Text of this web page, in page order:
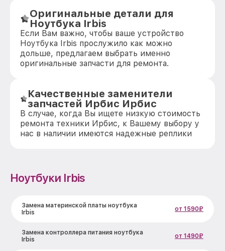
Оригинальные детали для
Ноутбука Irbis
Если Вам важно, чтобы ваше устройство
Ноутбука Irbis прослужило как можно
дольше, предлагаем выбрать именно
оригинальные запчасти для ремонта.
Качественные заменители
запчастей Ирбис Ирбис
В случае, когда Вы ищете низкую стоимость
ремонта техники Ирбис, к Вашему выбору у
нас в наличии имеются надежные реплики
Ноутбуки Irbis
Замена материнской платы ноутбука
Irbis
от 1590₽
Замена контроллера питания ноутбука
Irbis
от 1490₽